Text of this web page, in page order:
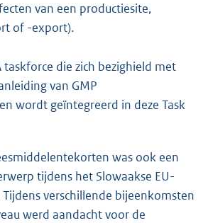
van een productiesite,
of -export).
taskforce die zich bezighield met
van GMP
wordt geïntegreerd in deze Task
was ook een
tijdens het Slowaakse EU-
verschillende bijeenkomsten
werd aandacht voor de